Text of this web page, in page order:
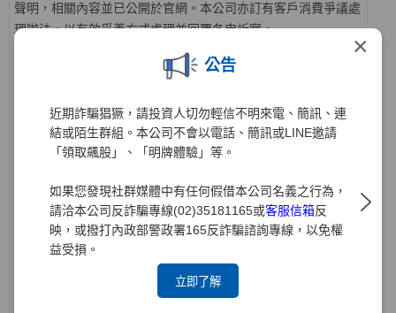
×
公告
近期詐騙猖獗，請投資人切勿輕信不明來電、簡訊、連
結或陌生群組。本公司不會以電話、簡訊或LINE邀請
「領取飆股」、「明牌體驗」等。
如果您發現社群媒體中有任何假借本公司名義之行為，
請洽本公司反詐騙專線(02)35181165或客服信箱反
映，或撥打內政部警政署165反詐騙諮詢專線，以免權
益受損。
立即了解
聲明，相關內容並已公開於官網。本公司亦訂有客戶消費爭議處
理辦法，以有效妥善方式處理並回覆各申訴案。
員工建言及申訴管道
本公司之各項人力資源管理措施，除遵照勞動法令等相關規範明
道，另有勞資會議之正式協商機制。
本公司接獲員工申訴後，將視申訴內容，分別依據工作場所性騷
擾、執行職務遭受不法侵害或其他勞動法令等內部規範啟動申訴
處理程序，並以保密方式處理申訴，使申訴人免於遭受任何報復